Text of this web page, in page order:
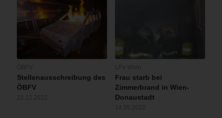
Stellenausschreibung des
ÖBFV
Frau starb bei
Zimmerbrand in Wien-
Donaustadt